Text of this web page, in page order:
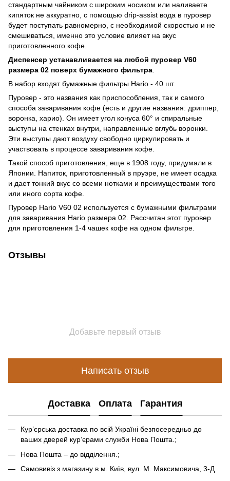
стандартным чайником с широким носиком или наливаете
кипяток не аккуратно, с помощью drip-assist вода в пуровер
будет поступать равномерно, с необходимой скоростью и не
смешиваться, именно это условие влияет на вкус
приготовленного кофе.
Диспенсер устанавливается на любой пуровер V60
размера 02 поверх бумажного фильтра.
В набор входят бумажные фильтры Hario - 40 шт.
Пуровер - это названия как приспособления, так и самого
способа заваривания кофе (есть и другие названия: дриппер,
воронка, харио). Он имеет угол конуса 60° и спиральные
выступы на стенках внутри, направленные вглубь воронки.
Эти выступы дают воздуху свободно циркулировать и
участвовать в процессе заваривания кофе.
Такой способ приготовления, еще в 1908 году, придумали в
Японии. Напиток, приготовленный в пруэре, не имеет осадка
и дает тонкий вкус со всеми нотками и преимуществами того
или иного сорта кофе.
Пуровер Hario V60 02 используется с бумажными фильтрами
для заваривания Hario размера 02. Рассчитан этот пуровер
для приготовления 1-4 чашек кофе на одном фильтре.
Отзывы
Добавьте первый отзыв
Написать отзыв
Доставка Оплата Гарантия
Кур’єрська доставка по всій Україні безпосередньо до
ваших дверей кур’єрами служби Нова Пошта.;
Нова Пошта – до відділення.;
Самовивіз з магазину в м. Київ, вул. М. Максимовича, 3-Д